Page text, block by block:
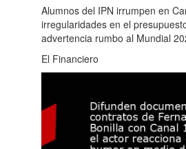
Alumnos del IPN irrumpen en
irregularidades en el
advertencia rumbo al Mundial
El Financiero